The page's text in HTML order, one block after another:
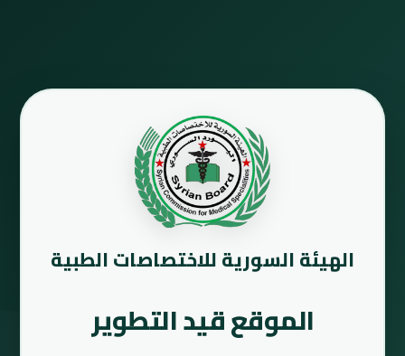
الهيئة السورية للاختصاصات الطبية
الموقع قيد التطوير